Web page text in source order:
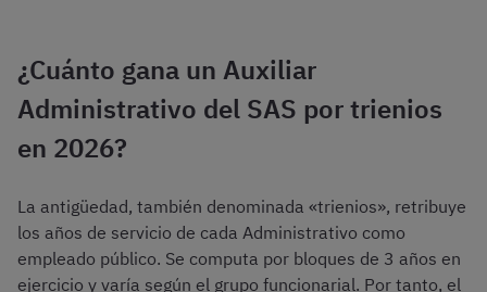
¿Cuánto gana un Auxiliar
Administrativo del SAS por trienios
en 2026?
La antigüedad, también denominada «trienios», retribuye
los años de servicio de cada Administrativo como
empleado público. Se computa por bloques de 3 años en
ejercicio y varía según el grupo funcionarial. Por tanto, el